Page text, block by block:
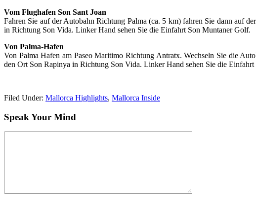
Vom Flughafen Son Sant Joan
Fahren Sie auf der Autobahn Richtung Palma (ca. 5 km) fahren Sie dann auf
in Richtung Son Vida. Linker Hand sehen Sie die Einfahrt Son Muntaner Golf.
Von Palma-Hafen
Von Palma Hafen am Paseo Maritimo Richtung Antratx. Wechseln Sie die
den Ort Son Rapinya in Richtung Son Vida. Linker Hand sehen Sie die
Filed Under: Mallorca Highlights, Mallorca Inside
Speak Your Mind